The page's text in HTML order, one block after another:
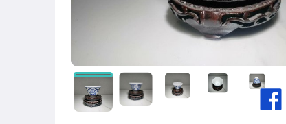
女裝與服飾配件
手錶與飾品配件